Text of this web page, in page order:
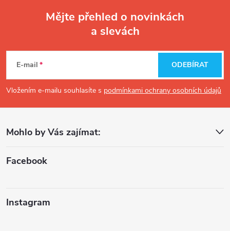
p
a
Mějte přehled o novinkách
a slevách
E-mail
Vložením e-mailu souhlasíte s podmínkami ochrany osobních údajů
ODEBÍRAT
Mohlo by Vás zajímat:
Facebook
Instagram